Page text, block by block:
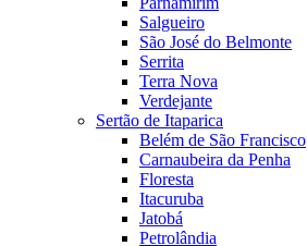
Salgueiro
São José do Belmonte
Serrita
Terra Nova
Verdejante
Sertão de Itaparica
Belém de São Francisco
Carnaubeira da Penha
Floresta
Itacuruba
Jatobá
Petrolândia